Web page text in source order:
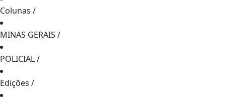
Colunas /
MINAS GERAIS /
POLICIAL/
Edições /